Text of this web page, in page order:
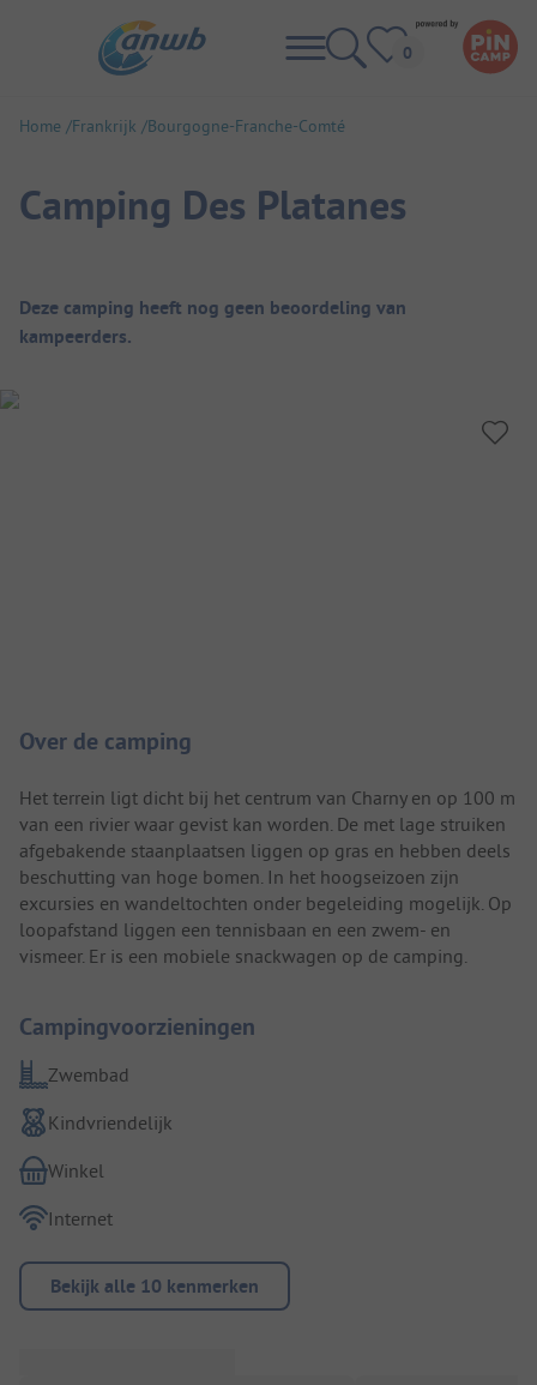
Home Frankrijk Bourgogne-Franche-Comté
Camping Des Platanes
Camping overzicht
Deze camping heeft nog geen beoordeling van
kampeerders.
Over de camping
Het terrein ligt dicht bij het centrum van Charny en op 100 m
van een rivier waar gevist kan worden. De met lage struiken
afgebakende staanplaatsen liggen op gras en hebben deels
beschutting van hoge bomen. In het hoogseizoen zijn
excursies en wandeltochten onder begeleiding mogelijk. Op
loopafstand liggen een tennisbaan en een zwem- en
vismeer. Er is een mobiele snackwagen op de camping.
Campingvoorzieningen
Zwembad
Kindvriendelijk
Winkel
Internet
Bekijk alle 10 kenmerken